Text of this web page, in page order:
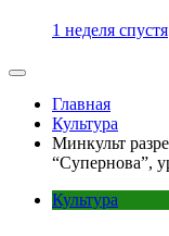
1 неделя спустя
Главная
Культура
Минкульт
“Супернова”,
Культура